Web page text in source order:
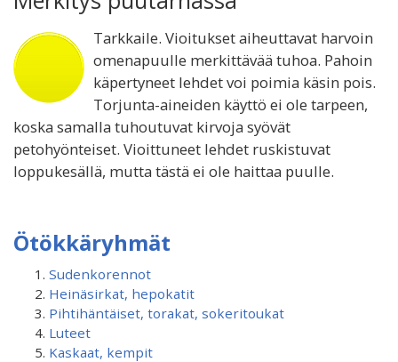
Tarkkaile. Vioitukset aiheuttavat harvoin
omenapuulle merkittävää tuhoa. Pahoin
käpertyneet lehdet voi poimia käsin pois.
Torjunta-aineiden käyttö ei ole tarpeen,
koska samalla tuhoutuvat kirvoja syövät
petohyönteiset. Vioittuneet lehdet ruskistuvat
loppukesällä, mutta tästä ei ole haittaa puulle.
Ötökkäryhmät
Sudenkorennot
Heinäsirkat, hepokatit
Pihtihäntäiset, torakat, sokeritoukat
Luteet
Kaskaat, kempit